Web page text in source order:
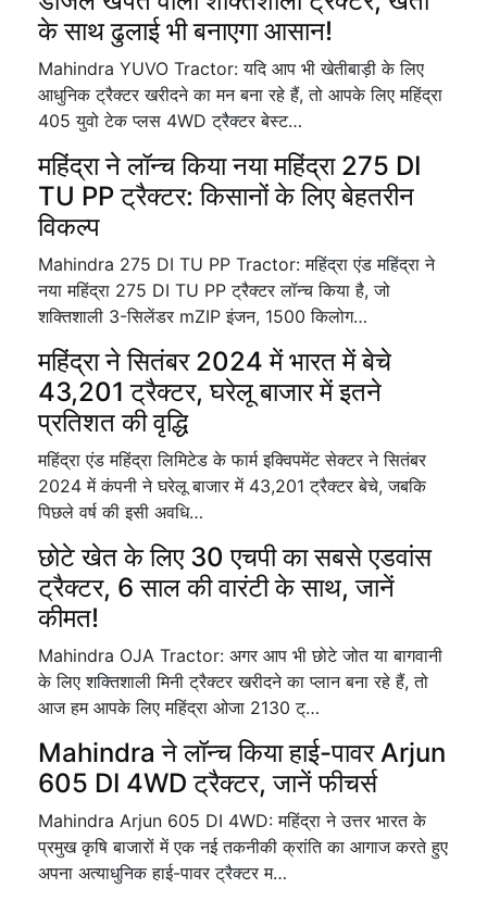
के साथ ढुलाई भी बनाएगा आसान!
Mahindra YUVO Tractor: यदि आप भी खेतीबाड़ी के लिए
आधुनिक ट्रैक्टर खरीदने का मन बना रहे हैं, तो आपके लिए महिंद्रा
405 युवो टेक प्लस 4WD ट्रैक्टर बेस्ट…
महिंद्रा ने लॉन्च किया नया महिंद्रा 275 DI
TU PP ट्रैक्टर: किसानों के लिए बेहतरीन
विकल्प
Mahindra 275 DI TU PP Tractor: महिंद्रा एंड महिंद्रा ने
नया महिंद्रा 275 DI TU PP ट्रैक्टर लॉन्च किया है, जो
शक्तिशाली 3-सिलेंडर mZIP इंजन, 1500 किलोग…
महिंद्रा ने सितंबर 2024 में भारत में बेचे
43,201 ट्रैक्टर, घरेलू बाजार में इतने
प्रतिशत की वृद्धि
महिंद्रा एंड महिंद्रा लिमिटेड के फार्म इक्विपमेंट सेक्टर ने सितंबर
2024 में कंपनी ने घरेलू बाजार में 43,201 ट्रैक्टर बेचे, जबकि
पिछले वर्ष की इसी अवधि…
छोटे खेत के लिए 30 एचपी का सबसे एडवांस
ट्रैक्टर, 6 साल की वारंटी के साथ, जानें
कीमत!
Mahindra OJA Tractor: अगर आप भी छोटे जोत या बागवानी
के लिए शक्तिशाली मिनी ट्रैक्टर खरीदने का प्लान बना रहे हैं, तो
आज हम आपके लिए महिंद्रा ओजा 2130 ट्…
Mahindra ने लॉन्च किया हाई-पावर Arjun
605 DI 4WD ट्रैक्टर, जानें फीचर्स
Mahindra Arjun 605 DI 4WD: महिंद्रा ने उत्तर भारत के
प्रमुख कृषि बाजारों में एक नई तकनीकी क्रांति का आगाज करते हुए
अपना अत्याधुनिक हाई-पावर ट्रैक्टर म…